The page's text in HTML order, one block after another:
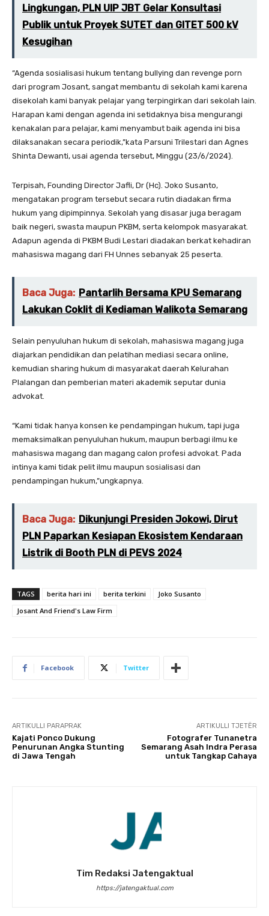
Lingkungan, PLN UIP JBT Gelar Konsultasi
Publik untuk Proyek SUTET dan GITET 500 kV
Kesugihan
“Agenda sosialisasi hukum tentang bullying dan revenge porn
dari program Josant, sangat membantu di sekolah kami karena
disekolah kami banyak pelajar yang terpingirkan dari sekolah lain.
Harapan kami dengan agenda ini setidaknya bisa mengurangi
kenakalan para pelajar, kami menyambut baik agenda ini bisa
dilaksanakan secara periodik,”kata Parsuni Trilestari dan Agnes
Shinta Dewanti, usai agenda tersebut, Minggu (23/6/2024).
Terpisah, Founding Director Jafli, Dr (Hc). Joko Susanto,
mengatakan program tersebut secara rutin diadakan firma
hukum yang dipimpinnya. Sekolah yang disasar juga beragam
baik negeri, swasta maupun PKBM, serta kelompok masyarakat.
Adapun agenda di PKBM Budi Lestari diadakan berkat kehadiran
mahasiswa magang dari FH Unnes sebanyak 25 peserta.
Baca Juga: Pantarlih Bersama KPU Semarang
Lakukan Coklit di Kediaman Walikota Semarang
Selain penyuluhan hukum di sekolah, mahasiswa magang juga
diajarkan pendidikan dan pelatihan mediasi secara online,
kemudian sharing hukum di masyarakat daerah Kelurahan
Plalangan dan pemberian materi akademik seputar dunia
advokat.
“Kami tidak hanya konsen ke pendampingan hukum, tapi juga
memaksimalkan penyuluhan hukum, maupun berbagi ilmu ke
mahasiswa magang dan magang calon profesi advokat. Pada
intinya kami tidak pelit ilmu maupun sosialisasi dan
pendampingan hukum,”ungkapnya.
Baca Juga: Dikunjungi Presiden Jokowi, Dirut
PLN Paparkan Kesiapan Ekosistem Kendaraan
Listrik di Booth PLN di PEVS 2024
TAGS berita hari ini berita terkini
Joko Susanto
Josant And Friend's Law Firm
Facebook Twitter
ARTIKULLI PARAPRAK
Kajati Ponco Dukung
Penurunan Angka Stunting
di Jawa Tengah
ARTIKULLI TJETËR
Fotografer Tunanetra
Semarang Asah Indra Perasa
untuk Tangkap Cahaya
Tim Redaksi Jatengaktual
https://jatengaktual.com